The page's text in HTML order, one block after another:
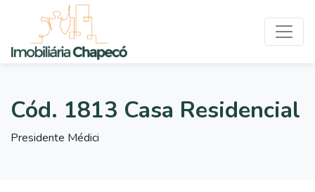
Cód. 1813 Casa Residencial
Presidente Médici